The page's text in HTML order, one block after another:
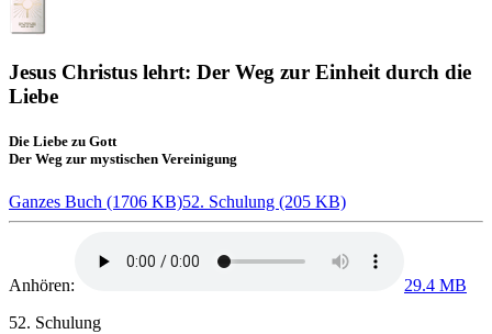
Jesus Christus lehrt: Der Weg zur Einheit durch die
Liebe
Die Liebe zu Gott
Der Weg zur mystischen Vereinigung
Ganzes Buch (1706 KB)52. Schulung (205 KB)
Anhören:
29.4 MB
52. Schulung